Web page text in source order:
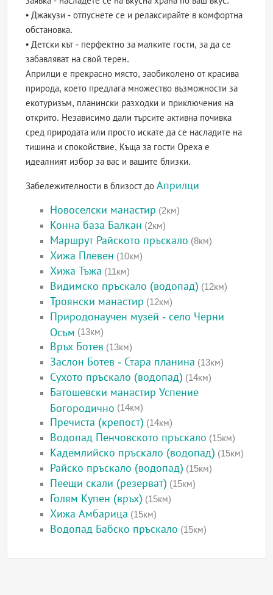
• Джакузи - отпуснете се и релаксирайте в комфортна
обстановка.
• Детски кът - перфектно за малките гости, за да се
забавляват на свой терен.
Априлци е прекрасно място, заобиколено от красива
природа, което предлага множество възможности за
екотуризъм, планински разходки и приключения на
открито. Независимо дали търсите активна почивка
сред природата или просто искате да се насладите на
тишина и спокойствие, Къща за гости Ореха е
идеалният избор за вас и вашите близки.
Забележителности в близост доАприлци
Новоселски манастир (2км)
Конна база Балкан (2км)
Маршрут Райското пръскало (8км)
Хижа Плевен (10км)
Хижа Тъжа (11км)
Видимско пръскало (водопад) (12км)
Троянски манастир (12км)
Природонаучен музей - село Черни
Осъм (13км)
Връх Ботев (13км)
Заслон Ботев - Стара планина (13км)
Сухото пръскало (водопад) (14км)
Батошевски манастир Успение
Богородично (14км)
Пречиста (крепост) (14км)
Водопад Пенчовското пръскало (15км)
Кадемлийско пръскало (водопад) (15км)
Райско пръскало (водопад) (15км)
Пеещи скали (резерват) (15км)
Голям Купен (връх) (15км)
Хижа Амбарица (15км)
Водопад Бабско пръскало (15км)